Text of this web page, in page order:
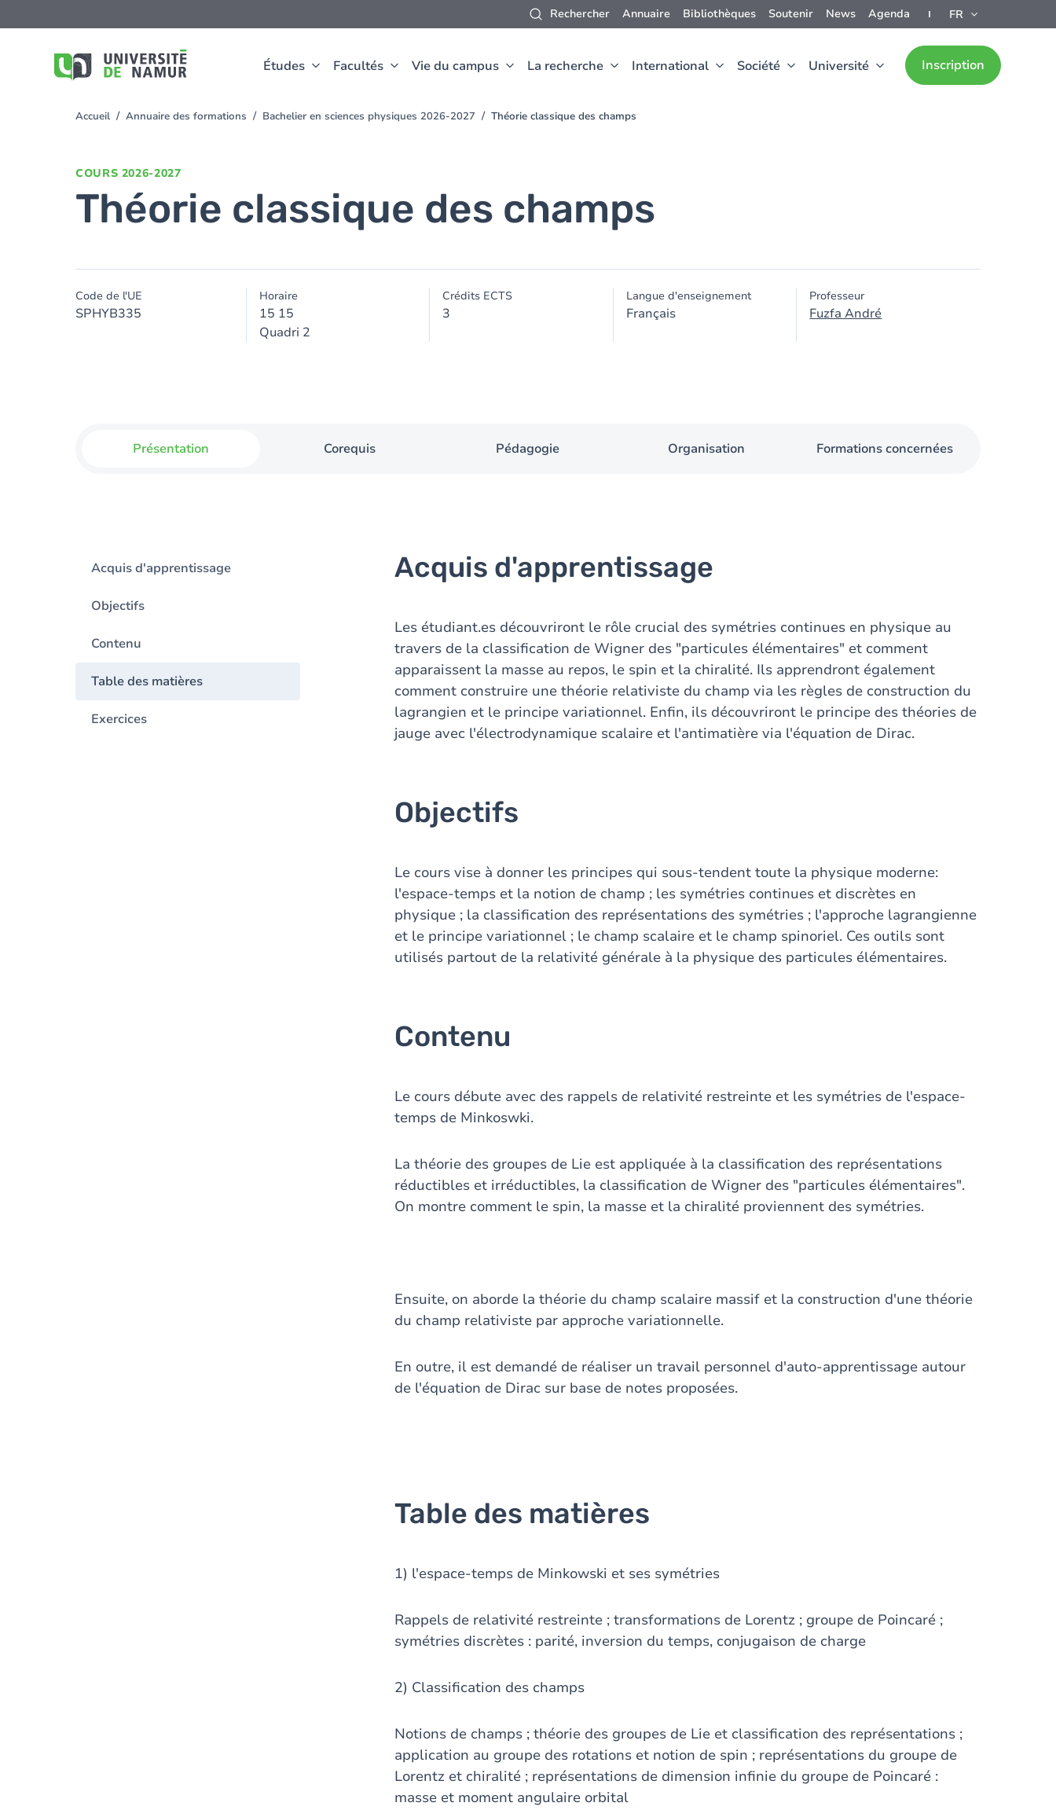
Rechercher Annuaire Bibliothèques Soutenir News Agenda FR
Études Facultés Vie du campus La recherche International Société Université Inscription
au
You
Accueil Annuaire des formations Bachelier en sciences physiques 2026-2027 Théorie classique des champs
COURS 2026-2027
Théorie classique des champs
Code de l'UE
SPHYB335
Horaire
15 15
Quadri 2
Crédits ECTS
3
Langue d'enseignement
Français
Professeur
Fuzfa André
Présentation Corequis Pédagogie Organisation Formations concernées
Acquis d'apprentissage
Objectifs
Contenu
Table des matières
Exercices
Acquis d'apprentissage
Les étudiant.es découvriront le rôle crucial des symétries continues en physique au
travers de la classification de Wigner des "particules élémentaires" et comment
apparaissent la masse au repos, le spin et la chiralité. Ils apprendront également
comment construire une théorie relativiste du champ via les règles de construction du
lagrangien et le principe variationnel. Enfin, ils découvriront le principe des théories de
jauge avec l'électrodynamique scalaire et l'antimatière via l'équation de Dirac.
Objectifs
Le cours vise à donner les principes qui sous-tendent toute la physique moderne:
l'espace-temps et la notion de champ ; les symétries continues et discrètes en
physique ; la classification des représentations des symétries ; l'approche lagrangienne
et le principe variationnel ; le champ scalaire et le champ spinoriel. Ces outils sont
utilisés partout de la relativité générale à la physique des particules élémentaires.
Contenu
Le cours débute avec des rappels de relativité restreinte et les symétries de l'espace-
temps de Minkoswki.
La théorie des groupes de Lie est appliquée à la classification des représentations
réductibles et irréductibles, la classification de Wigner des "particules élémentaires".
On montre comment le spin, la masse et la chiralité proviennent des symétries.
Ensuite, on aborde la théorie du champ scalaire massif et la construction d'une théorie
du champ relativiste par approche variationnelle.
En outre, il est demandé de réaliser un travail personnel d'auto-apprentissage autour
de l'équation de Dirac sur base de notes proposées.
Table des matières
1) l'espace-temps de Minkowski et ses symétries
Rappels de relativité restreinte ; transformations de Lorentz ; groupe de Poincaré ;
symétries discrètes : parité, inversion du temps, conjugaison de charge
2) Classification des champs
Notions de champs ; théorie des groupes de Lie et classification des représentations ;
application au groupe des rotations et notion de spin ; représentations du groupe de
Lorentz et chiralité ; représentations de dimension infinie du groupe de Poincaré :
masse et moment angulaire orbital